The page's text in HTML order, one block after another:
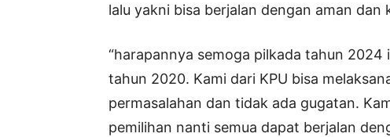
lalu yakni bisa berjalan dengan aman dan
“harapannya semoga pilkada tahun
tahun 2020. Kami dari KPU bisa
permasalahan dan tidak ada gugatan.
pemilihan nanti semua dapat berjalan